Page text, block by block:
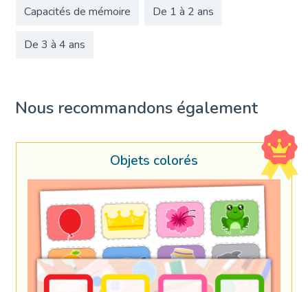
Capacités de mémoire De 1 à 2 ans
De 3 à 4 ans
Nous recommandons également
Objets colorés